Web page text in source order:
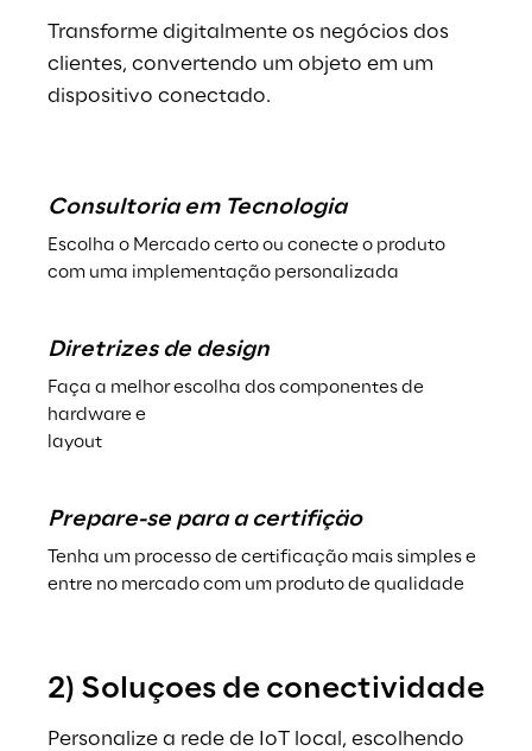
Transforme digitalmente os negócios dos
clientes, convertendo um objeto em um
dispositivo conectado.
Consultoria em Tecnologia
Escolha o Mercado certo ou conecte o produto
com uma implementação personalizada
Diretrizes de design
Faça a melhor escolha dos componentes de
hardware e
layout
Prepare-se para a certifiçäo
Tenha um processo de certificação mais simples e
entre no mercado com um produto de qualidade
2) Soluçoes de conectividade
Personalize a rede de IoT local, escolhendo